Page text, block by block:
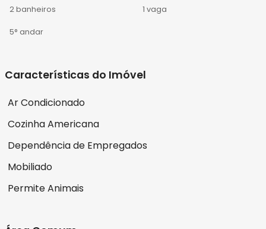
2 banheiros 1 vaga
5° andar
Características do Imóvel
Ar Condicionado
Cozinha Americana
Dependência de Empregados
Mobiliado
Permite Animais